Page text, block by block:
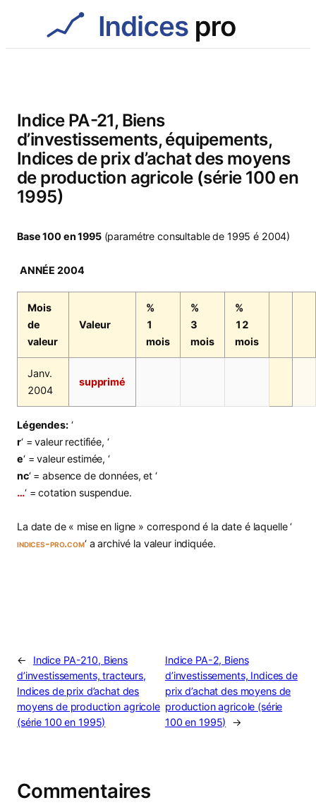
Indice PA-21, Biens
d’investissements, équipements,
Indices de prix d’achat des moyens
de production agricole (série 100 en
1995)
Base 100 en 1995(paramétre consultable de 1995 é 2004)
ANNÉE 2004
Mois
de
valeur
Valeur
%
1
mois
%
3
mois
%
12
mois
Janv.
2004
supprimé
Légendes:‘
r‘ = valeur rectifiée, ‘
e‘ = valeur estimée, ‘
nc‘ = absence de données, et ‘
…‘ = cotation suspendue.
La date de « mise en ligne » correspond é la date é laquelle ‘
indices-pro.com‘ a archivé la valeur indiquée.
←
Indice PA-210, Biens
d’investissements, tracteurs,
Indices de prix d’achat des
moyens de production agricole
(série 100 en 1995)
Indice PA-2, Biens
d’investissements, Indices de
prix d’achat des moyens de
production agricole (série
100 en 1995)
→
Commentaires